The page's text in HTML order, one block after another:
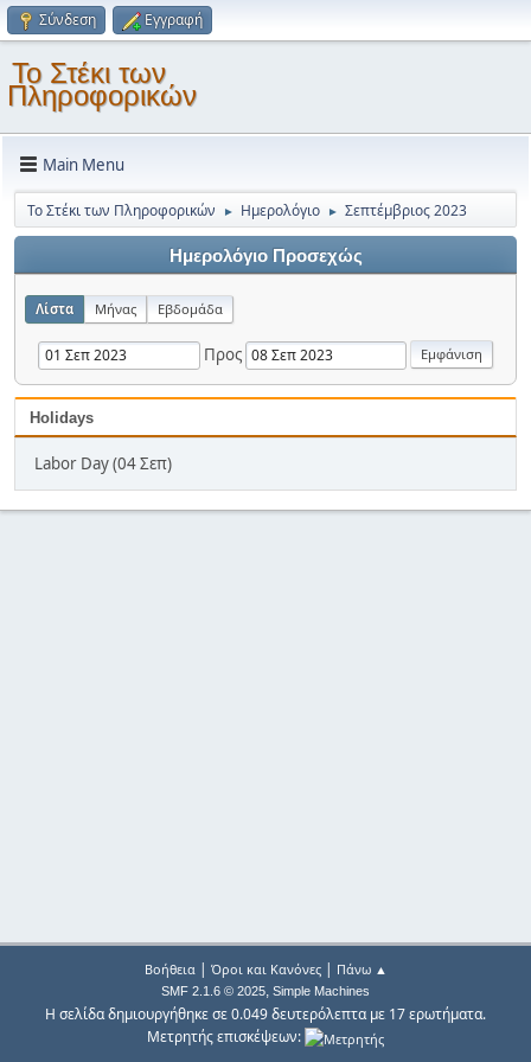
Σύνδεση Εγγραφή
Το Στέκι των
Πληροφορικών
Main Menu
Το Στέκι των Πληροφορικών ► Ημερολόγιο ► Σεπτέμβριος 2023
Ημερολόγιο Προσεχώς
Λίστα Μήνας Εβδομάδα
Προς
Holidays
Labor Day (04 Σεπ)
Βοήθεια| Όροι και Κανόνες| Πάνω ▲
SMF 2.1.6 © 2025, Simple Machines
Η σελίδα δημιουργήθηκε σε 0.049 δευτερόλεπτα με 17 ερωτήματα.
Μετρητής επισκέψεων: